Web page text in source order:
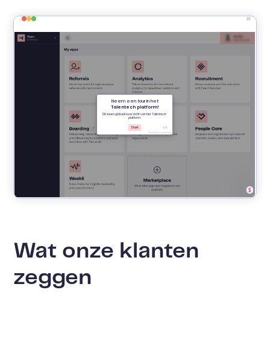
Talentech
Recruitment
Wat onze klanten
zeggen